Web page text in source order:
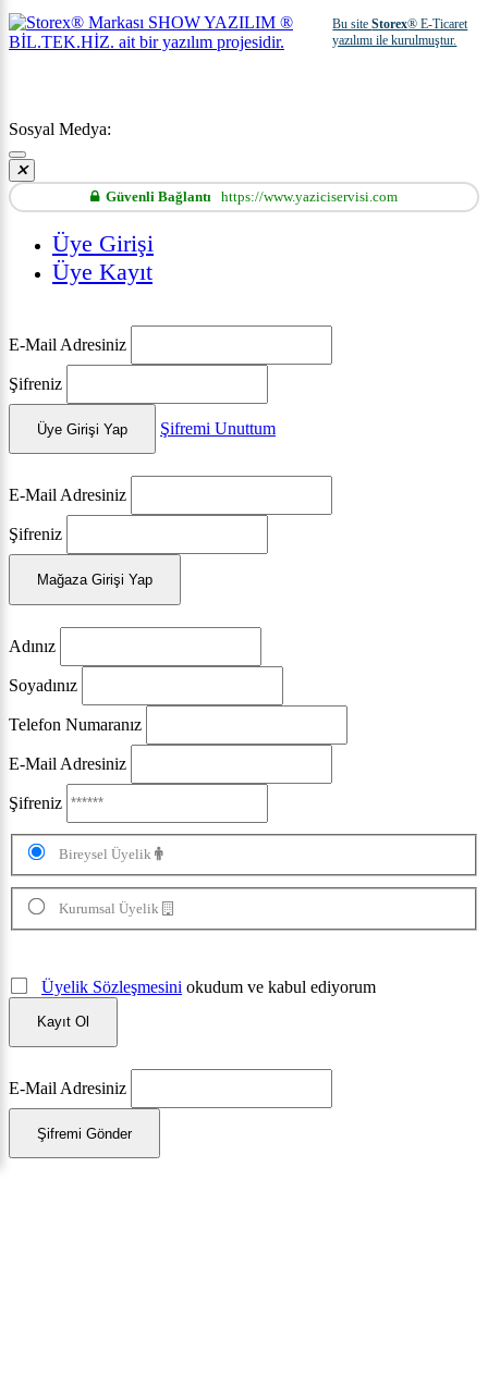
Bu siteStorex® E-Ticaret
yazılımı ile kurulmuştur.
Sosyal Medya:
Güvenli Bağlantı https://www.yaziciservisi.com
Üye Girişi
Üye Kayıt
E-Mail Adresiniz
Şifreniz
Üye Girişi Yap Şifremi Unuttum
E-Mail Adresiniz
Şifreniz
Mağaza Girişi Yap
Adınız
Soyadınız
Telefon Numaranız
E-Mail Adresiniz
Şifreniz
Bireysel Üyelik
Kurumsal Üyelik
Üyelik Sözleşmesini okudum ve kabul ediyorum
Kayıt Ol
E-Mail Adresiniz
Şifremi Gönder